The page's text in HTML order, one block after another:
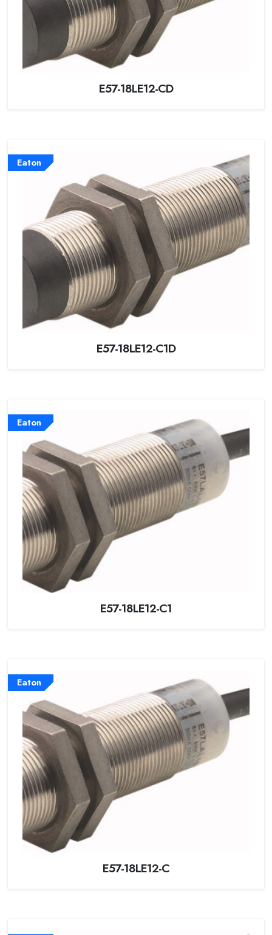
E57-18LE12-CD
Eaton
E57-18LE12-C1D
Eaton
E57-18LE12-C1
Eaton
E57-18LE12-C